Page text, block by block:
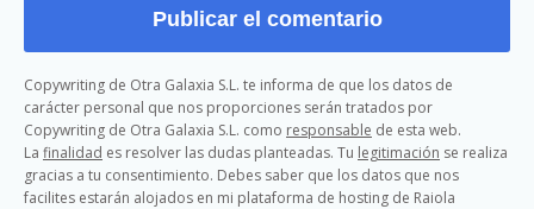
Copywriting de Otra Galaxia S.L. te informa de que los datos de
carácter personal que nos proporciones serán tratados por
Copywriting de Otra Galaxia S.L. como responsable de esta web.
La finalidad es resolver las dudas planteadas. Tu legitimación se realiza
gracias a tu consentimiento. Debes saber que los datos que nos
facilites estarán alojados en mi plataforma de hosting de Raiola